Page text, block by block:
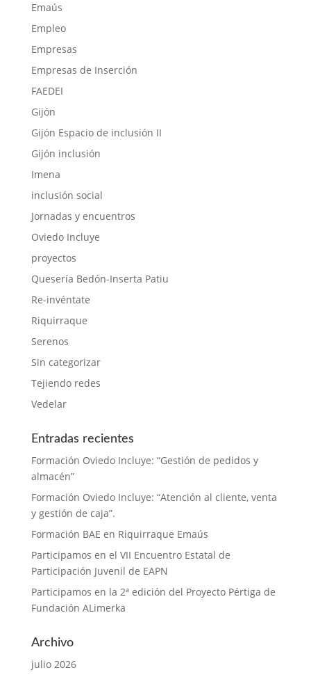
Emaús
Empleo
Empresas
Empresas de Inserción
FAEDEI
Gijón
Gijón Espacio de inclusión II
Gijón inclusión
Imena
inclusión social
Jornadas y encuentros
Oviedo Incluye
proyectos
Quesería Bedón-Inserta Patiu
Re-invéntate
Riquirraque
Serenos
Sin categorizar
Tejiendo redes
Vedelar
Entradas recientes
Formación Oviedo Incluye: “Gestión de pedidos y
almacén”
Formación Oviedo Incluye: “Atención al cliente, venta
y gestión de caja”.
Formación BAE en Riquirraque Emaús
Participamos en el VII Encuentro Estatal de
Participación Juvenil de EAPN
Participamos en la 2ª edición del Proyecto Pértiga de
Fundación ALimerka
Archivo
julio 2026